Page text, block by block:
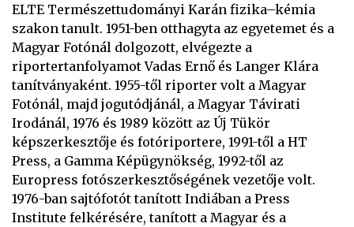
ELTE Természettudományi Karán fizika–kémia
szakon tanult. 1951-ben otthagyta az egyetemet és a
Magyar Fotónál dolgozott, elvégezte a
riportertanfolyamot Vadas Ernő és Langer Klára
tanítványaként. 1955-től riporter volt a Magyar
Fotónál, majd jogutódjánál, a Magyar Távirati
Irodánál, 1976 és 1989 között az Új Tükör
képszerkesztője és fotóriportere, 1991-től a HT
Press, a Gamma Képügynökség, 1992-től az
Europress fotószerkesztőségének vezetője volt.
1976-ban sajtófotót tanított Indiában a Press
Institute felkérésére, tanított a Magyar és a